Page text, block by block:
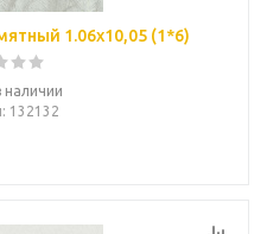
мотив мятный 1.06х10,05 (1*6)
наличии
: 132132